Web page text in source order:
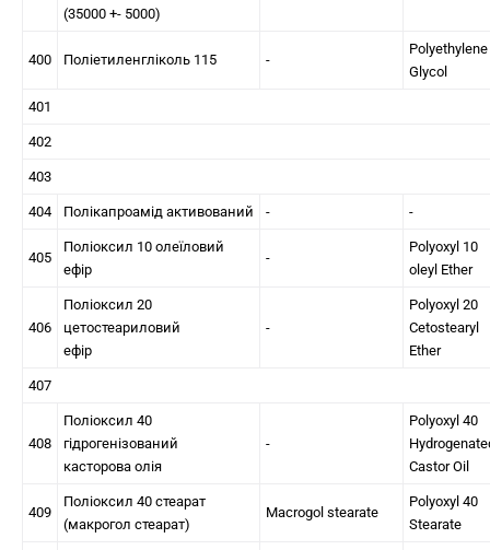
(35000 +- 5000)
400 Поліетиленгліколь 115 -
Polyethylene
Glycol
401
402
403
404 Полікапроамід активований - -
405
Поліоксил 10 олеїловий
ефір
-
Polyoxyl 10
oleyl Ether
406
Поліоксил 20
цетостеариловий
ефір
-
Polyoxyl 20
Cetostearyl
Ether
407
408
Поліоксил 40
гідрогенізований
касторова олія
-
Polyoxyl 40
Castor Oil
409
Поліоксил 40 стеарат
(макрогол стеарат)
Macrogol stearate
Polyoxyl 40
Stearate